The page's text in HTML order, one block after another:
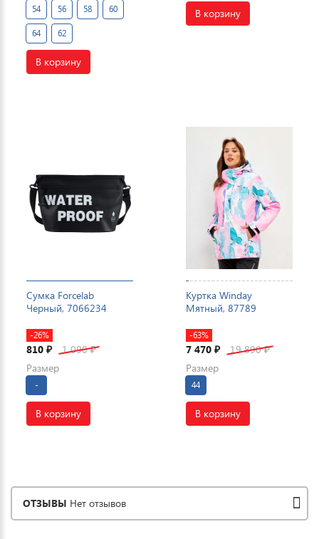
54 56 58 60
64 62
В корзину
В корзину
Сумка Forcelab
Черный, 7066234
-26%
810 ₽ 1 090₽
Размер
-
В корзину
Куртка Winday
Мятный, 87789
-63%
7 470 ₽ 19 890₽
Размер
44
В корзину
ОТЗЫВЫ Нет отзывов